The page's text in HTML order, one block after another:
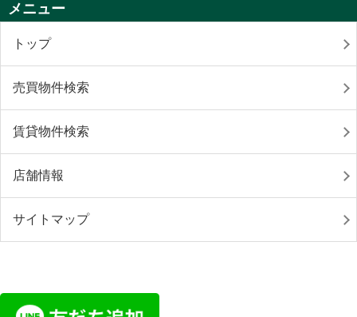
メニュー
トップ
売買物件検索
賃貸物件検索
店舗情報
サイトマップ